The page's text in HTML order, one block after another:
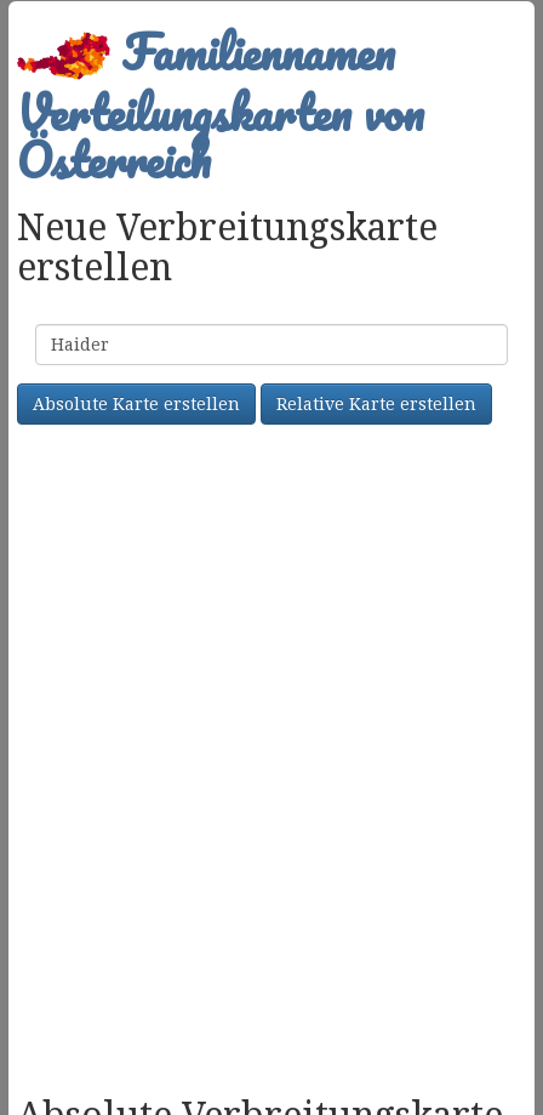
Familiennamen
Verteilungskarten von
Österreich
Neue Verbreitungskarte
erstellen
Familienname
Absolute Karte erstellen Relative Karte erstellen